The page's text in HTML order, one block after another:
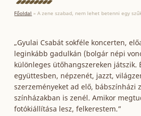
Főoldal »A zene szabad, nem lehet betenni egy
„Gyulai Csabát sokféle koncerten,
leginkább gadulkán (bolgár népi
különleges ütőhangszereken játszik.
együttesben, népzenét, jazzt,
szerzeményeket ad elő, bábszínházi
színházakban is zenél. Amikor
fotókiállítása lesz, felkerestem.”